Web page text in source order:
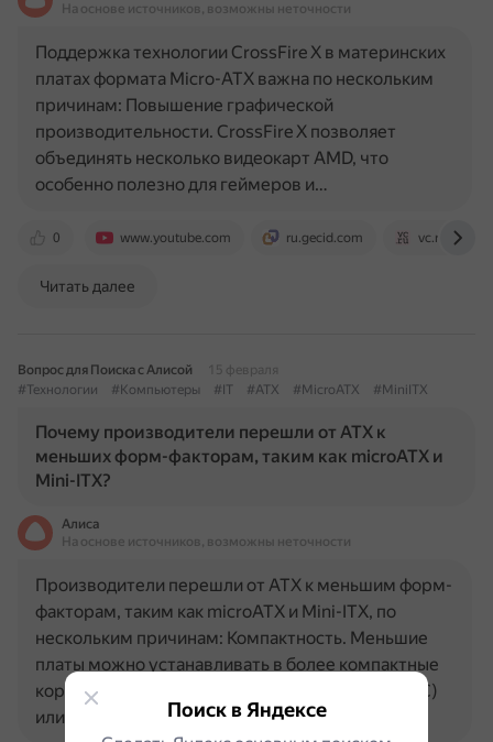
На основе источников, возможны неточности
0 www.youtube.com ru.gecid.com vc.ru
Поддержка технологии CrossFire X в материнских
платах формата Micro-ATX важна по нескольким
причинам: Повышение графической
производительности. CrossFire X позволяет
объединять несколько видеокарт AMD, что
особенно полезно для геймеров и…
Читать далее
Вопрос для Поиска с Алисой
15 февраля
#Технологии
#Компьютеры #IT #ATX #MicroATX #MiniITX
Почему производители перешли от ATX к
меньших форм-факторам, таким как microATX и
Mini-ITX?
Алиса
На основе источников, возможны неточности
Производители перешли от ATX к меньшим форм-
факторам, таким как microATX и Mini-ITX, по
нескольким причинам: Компактность. Меньшие
платы можно устанавливать в более компактные
корпуса, что удобно для HTPC (Home Theater PC)
или офисных систем…Поиск в Яндексе